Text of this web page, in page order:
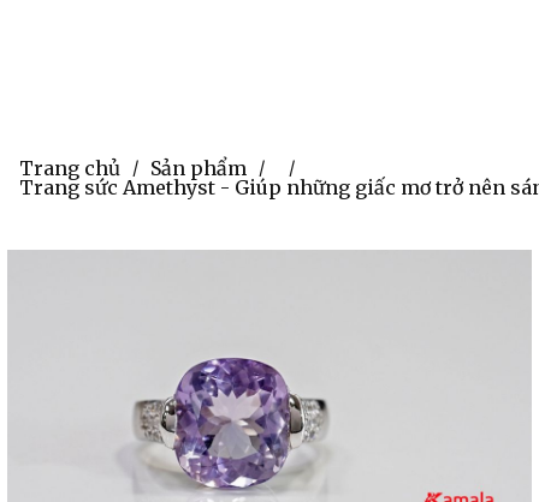
Trang chủ / Sản phẩm / /
Trang sức Amethyst - Giúp những giấc mơ trở nên